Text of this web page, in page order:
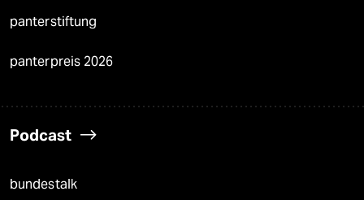
panterstiftung
panterpreis 2026
Podcast
bundestalk